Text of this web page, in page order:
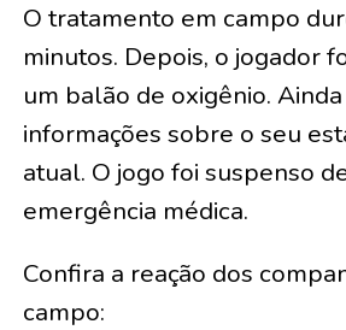
O tratamento em campo
minutos. Depois, o jogador
um balão de oxigênio.
informações sobre o seu
atual. O jogo foi suspenso
emergência médica.
Confira a reação dos
campo: